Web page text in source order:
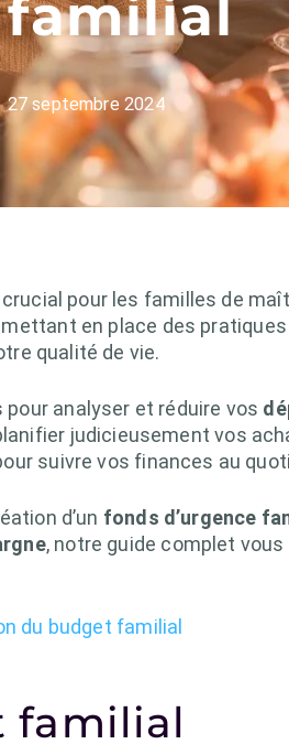
27 septembre 2024
pour les familles de
en place des pratiques
qualité de vie.
analyser et réduire vos
judicieusement vos
suivre vos finances au
d’un fonds d’urgence
, notre guide complet
du budget familial
familial